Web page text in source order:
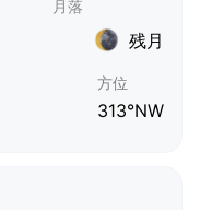
残月
方位
313°NW